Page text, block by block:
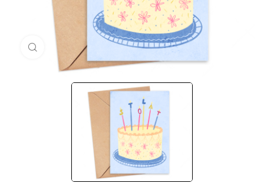
Click to enlarge